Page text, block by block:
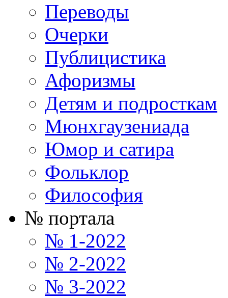
Переводы
Очерки
Публицистика
Афоризмы
Детям и подросткам
Мюнхгаузениада
Юмор и сатира
Фольклор
Философия
№ портала
№ 1-2022
№ 2-2022
№ 3-2022